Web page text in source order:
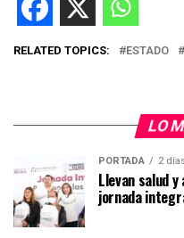
RELATED TOPICS: ESTADO
LO
PORTADA 2
Llevan salud
jornada